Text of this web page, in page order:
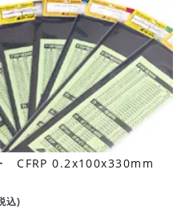
CFRP 0.2x100x330mm
込)